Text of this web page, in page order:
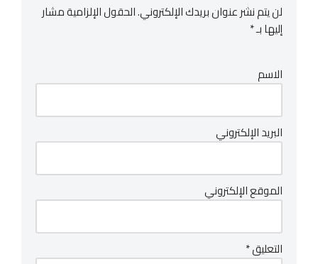
لن يتم نشر عنوان بريدك الإلكتروني.الحقول الإلزامية مشار
إليها بـ*
الاسم
البريد الإلكتروني
الموقع الإلكتروني
التعليق*